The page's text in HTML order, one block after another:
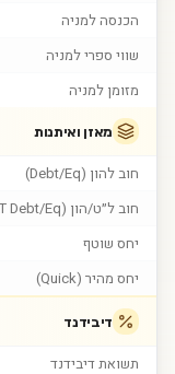
הכנסה למניה
שווי ספרי למניה
מזומן למניה
מאזן ואיתנות
חוב להון (Debt/Eq)
חוב ל״ט/הון (LT Debt/Eq)
יחס שוטף
יחס מהיר (Quick)
דיבידנד
תשואת דיבידנד